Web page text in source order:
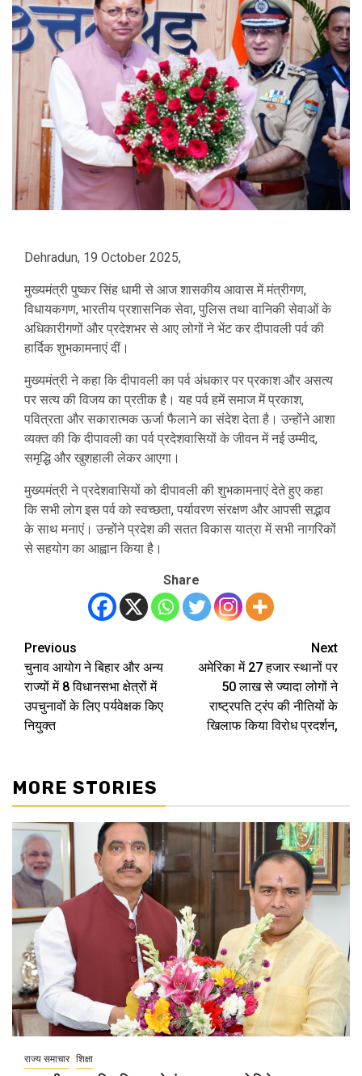
Dehradun, 19 October 2025,
मुख्यमंत्री पुष्कर सिंह धामी से आज शासकीय आवास में मंत्रीगण,
विधायकगण, भारतीय प्रशासनिक सेवा, पुलिस तथा वानिकी सेवाओं के
अधिकारीगणों और प्रदेशभर से आए लोगों ने भेंट कर दीपावली पर्व की
हार्दिक शुभकामनाएं दीं।
मुख्यमंत्री ने कहा कि दीपावली का पर्व अंधकार पर प्रकाश और असत्य
पर सत्य की विजय का प्रतीक है। यह पर्व हमें समाज में प्रकाश,
पवित्रता और सकारात्मक ऊर्जा फैलाने का संदेश देता है। उन्होंने आशा
व्यक्त की कि दीपावली का पर्व प्रदेशवासियों के जीवन में नई उम्मीद,
समृद्धि और खुशहाली लेकर आएगा।
मुख्यमंत्री ने प्रदेशवासियों को दीपावली की शुभकामनाएं देते हुए कहा
कि सभी लोग इस पर्व को स्वच्छता, पर्यावरण संरक्षण और आपसी सद्भाव
के साथ मनाएं। उन्होंने प्रदेश की सतत विकास यात्रा में सभी नागरिकों
से सहयोग का आह्वान किया है।
Share
Post
navigation
Previous
चुनाव आयोग ने बिहार और अन्य
राज्यों में 8 विधानसभा क्षेत्रों में
उपचुनावों के लिए पर्यवेक्षक किए
नियुक्त
Next
अमेरिका में 27 हजार स्थानों पर
50 लाख से ज्यादा लोगों ने
राष्ट्रपति ट्रंप की नीतियों के
खिलाफ किया विरोध प्रदर्शन,
MORE STORIES
राज्य समाचार शिक्षा